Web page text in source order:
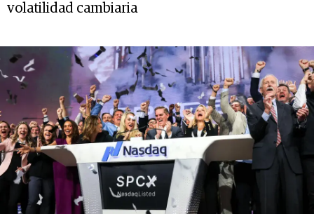
volatilidad cambiaria